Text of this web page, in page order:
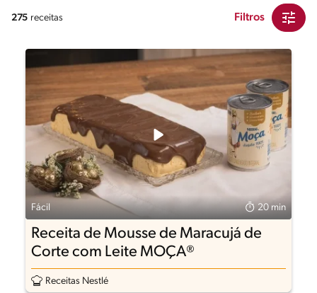
275 receitas Filtros
Fácil 20 min
Receita de Mousse de Maracujá de
Corte com Leite MOÇA®
Receitas Nestlé